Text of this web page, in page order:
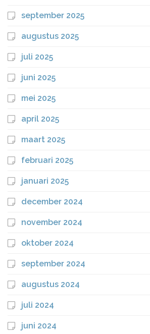
september 2025
augustus 2025
juli 2025
juni 2025
mei 2025
april 2025
maart 2025
februari 2025
januari 2025
december 2024
november 2024
oktober 2024
september 2024
augustus 2024
juli 2024
juni 2024